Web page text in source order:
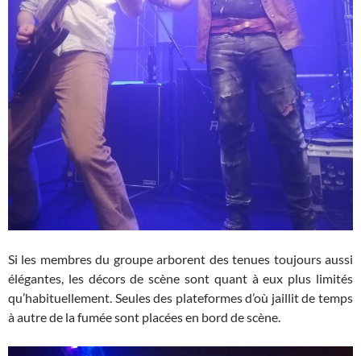
Si les membres du groupe arborent des tenues toujours aussi
élégantes, les décors de scène sont quant à eux plus limités
qu’habituellement. Seules des plateformes d’où jaillit de temps
à autre de la fumée sont placées en bord de scène.